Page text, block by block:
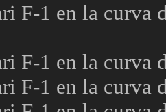
F-1 en la curva
F-1 en la curva
F-1 en la curva